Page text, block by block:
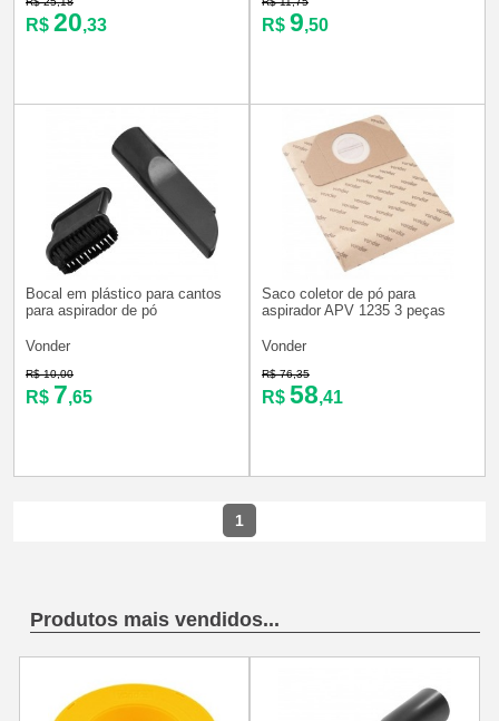
R$ 20,33 R$ 9,50
Bocal em plástico para cantos
para aspirador de pó
Vonder
R$ 10,00
R$ 7,65
Saco coletor de pó para
aspirador APV 1235 3 peças
Vonder
R$ 76,35
R$ 58,41
1
Produtos mais vendidos...